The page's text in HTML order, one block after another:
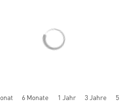
6 Monate 1 Jahr 3 Jahre